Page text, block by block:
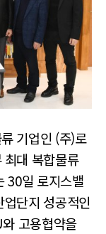
기업인 (주)로
최대 복합물류
30일 로지스밸
단지 성공적인
고용협약을